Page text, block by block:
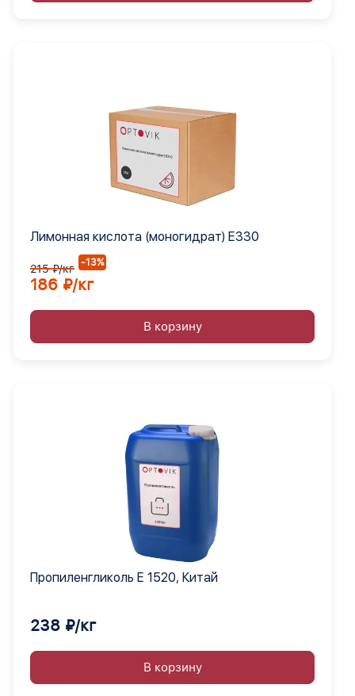
Лимонная кислота (моногидрат) Е330
215 ₽/кг -13%
186 ₽/кг
В корзину
Пропиленгликоль Е 1520, Китай
238 ₽/кг
В корзину